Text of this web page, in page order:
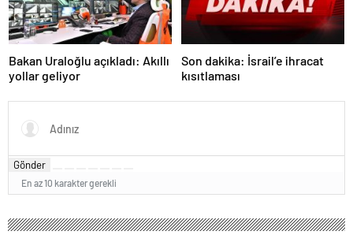
Bakan Uraloğlu açıkladı: Akıllı
yollar geliyor
Son dakika: İsrail’e ihracat
kısıtlaması
Gönder
En az 10 karakter gerekli